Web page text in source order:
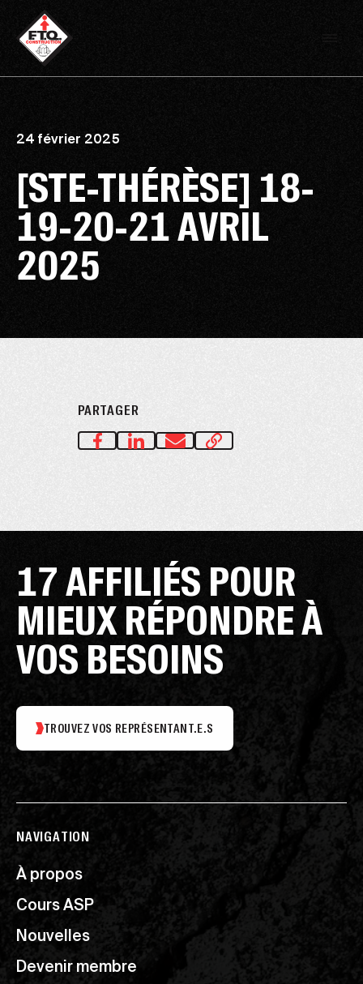
24 février 2025
[STE-THÉRÈSE] 18-
19-20-21 AVRIL
2025
PARTAGER
17 AFFILIÉS POUR
MIEUX RÉPONDRE À
VOS BESOINS
TROUVEZ VOS REPRÉSENTANT.E.S
NAVIGATION
À propos
Cours ASP
Nouvelles
Devenir membre